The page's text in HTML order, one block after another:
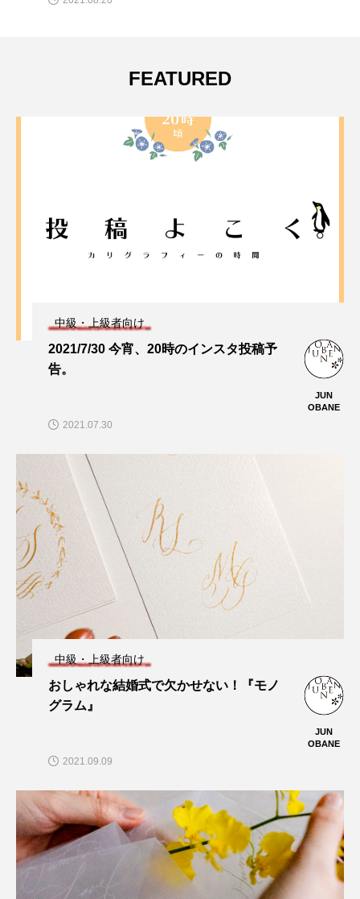
FEATURED
中級・上級者向け
2021/7/30 今宵、20時のインスタ投稿予
告。
JUN
OBANE
2021.07.30
中級・上級者向け
おしゃれな結婚式で欠かせない！『モノ
グラム』
JUN
OBANE
2021.09.09